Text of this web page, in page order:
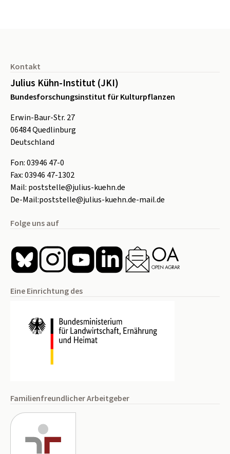
Kontakt
Julius Kühn-Institut (JKI)
Bundesforschungsinstitut für Kulturpflanzen
Erwin-Baur-Str. 27
06484Quedlinburg
Deutschland
Fon:03946 47-0
Fax:03946 47-1302
Mail: poststelle@julius-kuehn.de
De-Mail:poststelle@julius-kuehn.de-mail.de
Folge uns auf
Eine Einrichtung des
Familienfreundlicher Arbeitgeber